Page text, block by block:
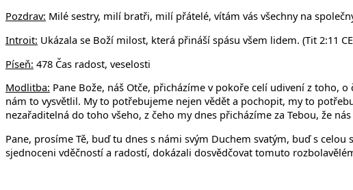
Pozdrav: Milé sestry, milí bratři, milí přátelé, vítám vás všechny na
Introit: Ukázala se Boží milost, která přináší spásu všem lidem. (Tit 2:11
Píseň: 478 Čas radost, veselosti
Modlitba: Pane Bože, náš Otče, přicházíme v pokoře celí udivení z toho,
nám to vysvětlil. My to potřebujeme nejen vědět a pochopit, my to
nezařaditelná do toho všeho, z čeho my dnes přicházíme za Tebou, že
Pane, prosíme Tě, buď tu dnes s námi svým Duchem svatým, buď s
sjednoceni vděčností a radostí, dokázali dosvědčovat tomuto